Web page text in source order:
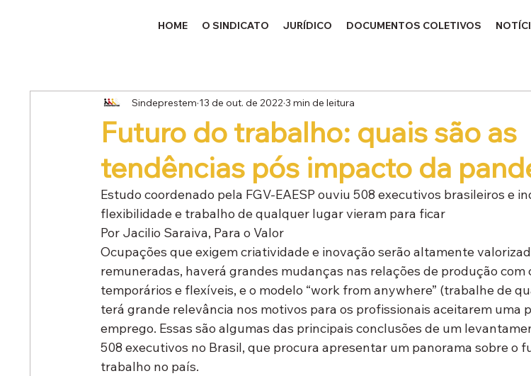
HOME O SINDICATO JURÍDICO DOCUMENTOS COLETIVOS
Futuro do trabalho: quais são as
tendências pós impacto da
Sindeprestem 13 de out. de 2022 3 min de leitura
Estudo coordenado pela FGV-EAESP ouviu 508 executivos brasileiros e
flexibilidade e trabalho de qualquer lugar vieram para ficar
Por Jacilio Saraiva, Para o Valor
Ocupações que exigem criatividade e inovação serão altamente
remuneradas, haverá grandes mudanças nas relações de produção com
temporários e flexíveis, e o modelo “work from anywhere” (trabalhe de
terá grande relevância nos motivos para os profissionais aceitarem uma
emprego. Essas são algumas das principais conclusões de um
508 executivos no Brasil, que procura apresentar um panorama sobre o
trabalho no país.